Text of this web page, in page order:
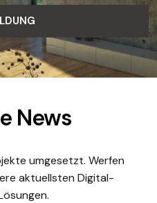
News
umgesetzt. Werfen
aktuellsten Digital-